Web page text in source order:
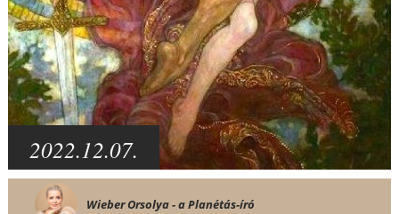
2022.12.07.
Wieber Orsolya - a Planétás-író